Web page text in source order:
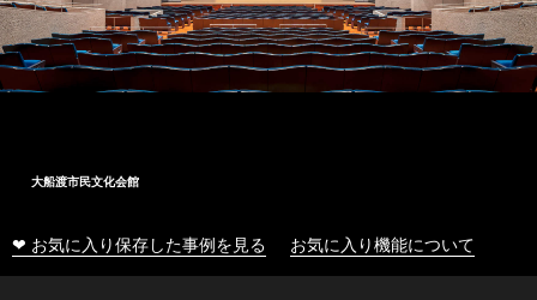
大船渡市民文化会館
❤ お気に入り保存した事例を見る お気に入り機能について